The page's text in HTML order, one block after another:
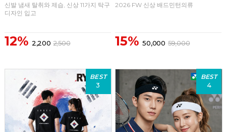
신발 냄새 탈취와 제습, 신상 11가지 탁구
디자인 입고
12% 2,200 2,500
2026 FW 신상 배드민턴의류
15% 50,000 59,000
BEST
3
BEST
4